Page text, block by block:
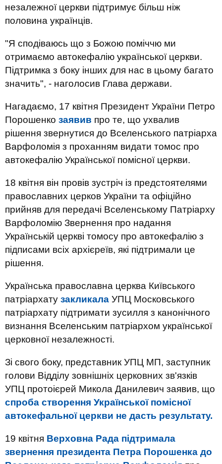
незалежної церкви підтримує більш ніж
половина українців.
"Я сподіваюсь що з Божою поміччю ми
отримаємо автокефалію української церкви.
Підтримка з боку інших для нас в цьому багато
значить", - наголосив Глава держави.
Нагадаємо, 17 квітня Президент України Петро
Порошенко заявив про те, що ухвалив
рішення звернутися до Вселенського патріарха
Варфоломія з проханням видати томос про
автокефалію Української помісної церкви.
18 квітня він провів зустріч із предстоятелями
православних церков України та офіційно
прийняв для передачі Вселенському Патріарху
Варфоломію Звернення про надання
Українській церкві томосу про автокефалію з
підписами всіх архієреїв, які підтримали це
рішення.
Українська православна церква Київського
патріархату закликала УПЦ Московського
патріархату підтримати зусилля з канонічного
визнання Вселенським патріархом української
церковної незалежності.
Зі свого боку, представник УПЦ МП, заступник
голови Відділу зовнішніх церковних зв'язків
УПЦ протоієрей Микола Данилевич заявив, що
спроба створення Української помісної
автокефальної церкви не дасть результату.
19 квітня Верховна Рада підтримала
звернення президента Петра Порошенка до